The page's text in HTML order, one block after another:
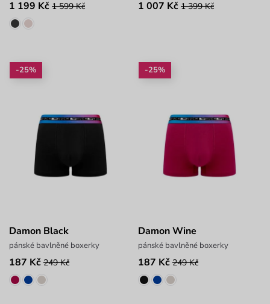
1 199 Kč 1 599 Kč 1 007 Kč 1 399 Kč
-25%
Damon Black
pánské bavlněné boxerky
187 Kč 249 Kč
-25%
Damon Wine
pánské bavlněné boxerky
187 Kč 249 Kč